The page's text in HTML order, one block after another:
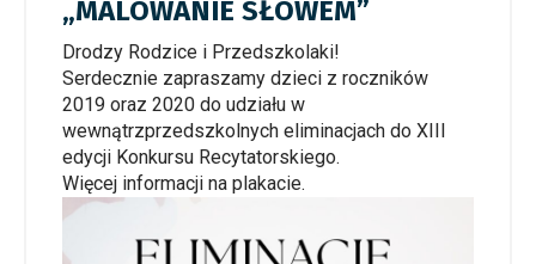
„MALOWANIE SŁOWEM”
Drodzy Rodzice i Przedszkolaki!
Serdecznie zapraszamy dzieci z roczników
2019 oraz 2020 do udziału w
wewnątrzprzedszkolnych eliminacjach do XIII
edycji Konkursu Recytatorskiego.
Więcej informacji na plakacie.